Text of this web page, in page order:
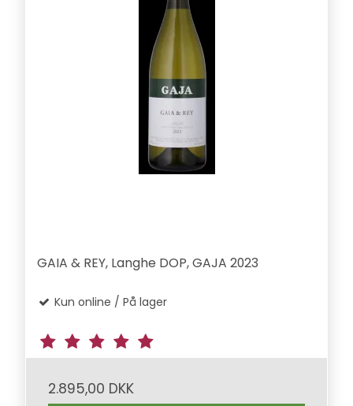
GAIA & REY, Langhe DOP, GAJA 2023
Kun online / På lager
2.895,00 DKK